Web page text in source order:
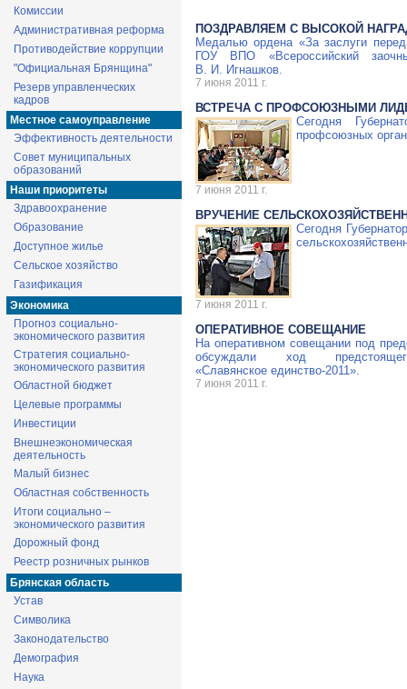
Комиссии
Административная реформа
Противодействие коррупции
"Официальная Брянщина"
Резерв управленческих
кадров
Местное самоуправление
Эффективность деятельности
Совет муниципальных
образований
Наши приоритеты
Здравоохранение
Образование
Доступное жилье
Сельское хозяйство
Газификация
Экономика
Прогноз социально-
экономического развития
Стратегия социально-
экономического развития
Областной бюджет
Целевые программы
Инвестиции
Внешнеэкономическая
деятельность
Малый бизнес
Областная собственность
Итоги социально –
экономического развития
Дорожный фонд
Реестр розничных рынков
Брянская область
Устав
Символика
Законодательство
Демография
Наука
ПОЗДРАВЛЯЕМ С ВЫСОКОЙ
Медалью ордена «За заслуги
ГОУ ВПО «Всероссийский
В. И. Игнашков.
7 июня 2011 г.
ВСТРЕЧА С ПРОФСОЮЗНЫМИ
Сегодня
профсоюзных
7 июня 2011 г.
ВРУЧЕНИЕ
Сегодня
7 июня 2011 г.
ОПЕРАТИВНОЕ СОВЕЩАНИЕ
На оперативном совещании под
обсуждали ход
«Славянское единство-2011».
7 июня 2011 г.